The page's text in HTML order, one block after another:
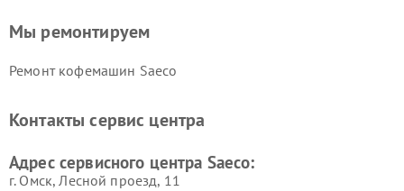
Мы ремонтируем
Ремонт кофемашин Saeco
Контакты сервис центра
Адрес сервисного центра Saeco:
г. Омск, ​Лесной проезд, 11